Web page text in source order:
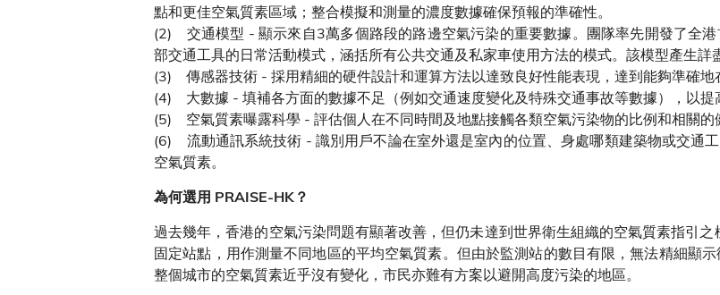
點和更佳空氣質素區域；整合模擬和測量的濃度數據確保預報的準確性。
(2) 交通模型 - 顯示來自3萬多個路段的路邊空氣污染的重要數據。團隊率先開發了全
部交通工具的日常活動模式，涵括所有公共交通及私家車使用方法的模式。該模型產生詳
(3) 傳感器技術 - 採用精細的硬件設計和運算方法以達致良好性能表現，達到能夠準確地
(4) 大數據 - 填補各方面的數據不足（例如交通速度變化及特殊交通事故等數據），以提
(5) 空氣質素曝露科學 - 評估個人在不同時間及地點接觸各類空氣污染物的比例和相關的
(6) 流動通訊系統技術 - 識別用戶不論在室外還是室內的位置、身處哪類建築物或交通
空氣質素。
為何選用 PRAISE-HK？
過去幾年，香港的空氣污染問題有顯著改善，但仍未達到世界衛生組織的空氣質素指引
固定站點，用作測量不同地區的平均空氣質素。但由於監測站的數目有限，無法精細顯
整個城市的空氣質素近乎沒有變化，市民亦難有方案以避開高度污染的地區。